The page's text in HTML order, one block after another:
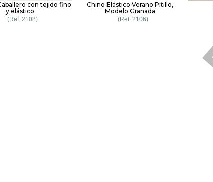
con tejido fino
y elástico
2108
Chino Elástico Verano Pitillo,
Modelo Granada
2106